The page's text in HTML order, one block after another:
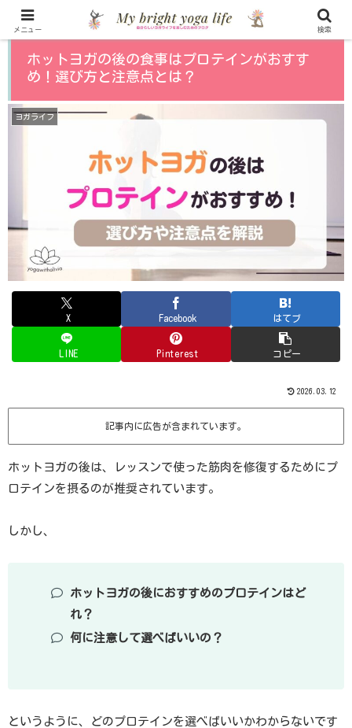
ホットヨガの後の食事はプロテインがおすす
め！選び方と注意点とは？
ヨガライフ
X Facebook はてブ
LINE Pinterest コピー
2026.03.12
記事内に広告が含まれています。
ホットヨガの後は、レッスンで使った筋肉を修復するためにプ
ロテインを摂るのが推奨されています。
しかし、
ホットヨガの後におすすめのプロテインはど
れ？
何に注意して選べばいいの？
というように、どのプロテインを選べばいいかわからないです
メニュー 検索